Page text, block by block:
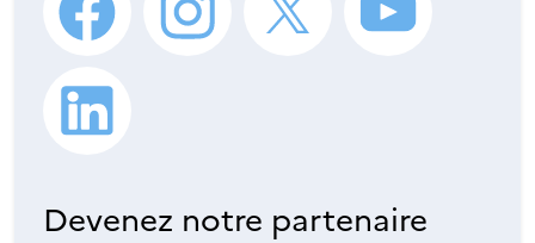
Devenez notre partenaire